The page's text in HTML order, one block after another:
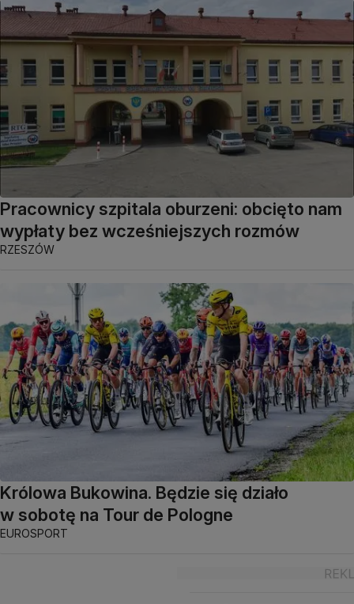
Pracownicy szpitala oburzeni: obcięto nam
wypłaty bez wcześniejszych rozmów
RZESZÓW
Królowa Bukowina. Będzie się działo
w sobotę na Tour de Pologne
EUROSPORT